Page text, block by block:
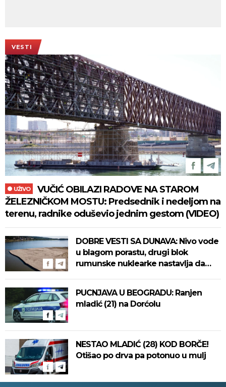
VESTI
UŽIVO
ŽELEZNIČKOM MOSTU: Predsednik i nedeljom na
terenu, radnike oduševio jednim gestom (VIDEO)
DOBRE VESTI SA DUNAVA: Nivo vode
u blagom porastu, drugi blok
rumunske nuklearke nastavlja da
PUCNJAVA U BEOGRADU: Ranjen
mladić (21) na Dorćolu
NESTAO MLADIĆ (28) KOD BORČE!
Otišao po drva pa potonuo u mulj